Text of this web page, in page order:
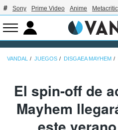
Sony Prime Video Anime Metacritic
VANDAL JUEGOS DISGAEA MAYHEM
El spin-off de
Mayhem